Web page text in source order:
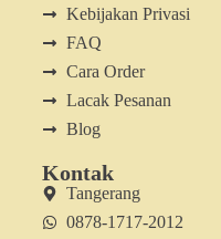
Kebijakan Privasi
FAQ
Cara Order
Lacak Pesanan
Blog
Kontak
Tangerang
0878-1717-2012